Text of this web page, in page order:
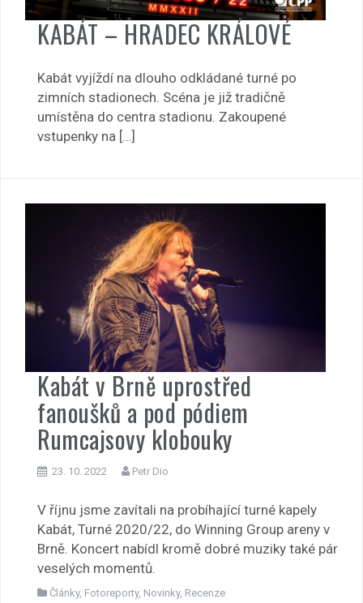
KABÁT – HRADEC KRÁLOVÉ
Kabát vyjíždí na dlouho odkládané turné po
zimních stadionech. Scéna je již tradičně
umístěna do centra stadionu. Zakoupené
vstupenky na […]
Kabát v Brně uprostřed
fanoušků a pod pódiem
Rumcajsovy klobouky
23. 10. 2022 Petr Dio
V říjnu jsme zavítali na probíhající turné kapely
Kabát, Turné 2020/22, do Winning Group areny v
Brně. Koncert nabídl kromě dobré muziky také pár
veselých momentů.
Články, Fotoreporty, Novinky, Recenze